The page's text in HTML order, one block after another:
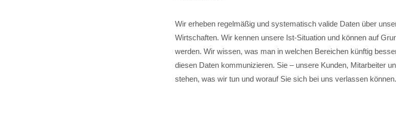
Wir erheben regelmäßig und systematisch valide Daten über
Wirtschaften. Wir kennen unsere Ist-Situation und können auf
werden. Wir wissen, was man in welchen Bereichen künftig
diesen Daten kommunizieren. Sie – unsere Kunden, Mitarbeiter
stehen, was wir tun und worauf Sie sich bei uns verlassen können.